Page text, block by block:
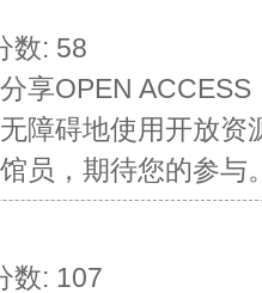
数: 58
享OPEN
障碍地使用开放
员，期待您的参与
数: 107